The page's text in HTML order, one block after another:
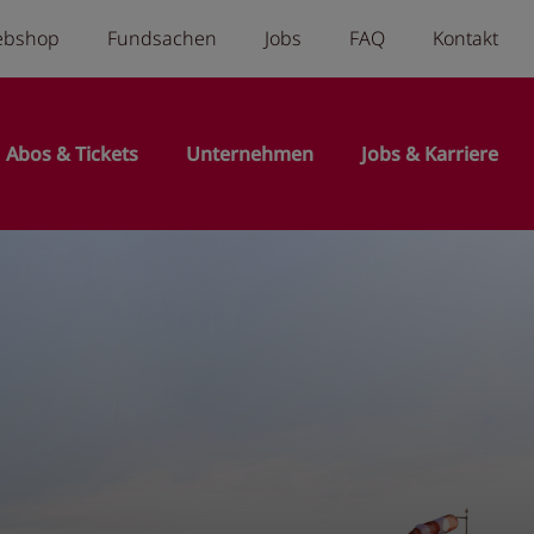
menu
Fundsachen Jobs FAQ Kontakt
Abos & Tickets Unternehmen Jobs & Karriere